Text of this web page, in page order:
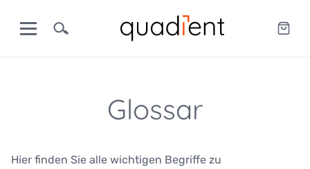
Glossar
Hier finden Sie alle wichtigen Begriffe zu